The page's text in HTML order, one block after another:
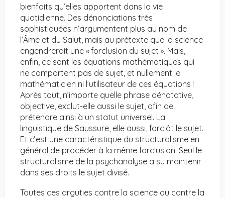
bienfaits qu’elles apportent dans la vie
quotidienne. Des dénonciations très
sophistiquées n’argumentent plus au nom de
l’Âme et du Salut, mais au prétexte que la science
engendrerait une « forclusion du sujet ». Mais,
enfin, ce sont les équations mathématiques qui
ne comportent pas de sujet, et nullement le
mathématicien ni l’utilisateur de ces équations !
Après tout, n’importe quelle phrase dénotative,
objective, exclut-elle aussi le sujet, afin de
prétendre ainsi à un statut universel. La
linguistique de Saussure, elle aussi, forclôt le sujet.
Et c’est une caractéristique du structuralisme en
général de procéder à la même forclusion. Seul le
structuralisme de la psychanalyse a su maintenir
dans ses droits le sujet divisé.
Toutes ces arguties contre la science ou contre la